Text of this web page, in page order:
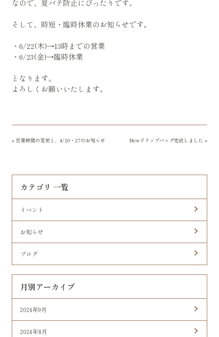
なので、夏バテ防止にぴったりです。
そして、時短・臨時休業のお知らせです。
・6/22(木)→13時までの営業
・6/23(金)→臨時休業
となります。
よろしくお願いいたします。
«営業時間の変更と、4/20・27のお知らせ Newドリップバッグ完成しました »
カテゴリ 一覧
イベント
お知らせ
ブログ
月別アーカイブ
2024年9月
2024年8月